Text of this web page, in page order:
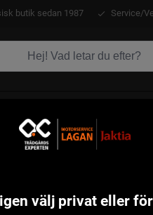
butik sedan 1987 Service/
KATEGORI
välj privat eller